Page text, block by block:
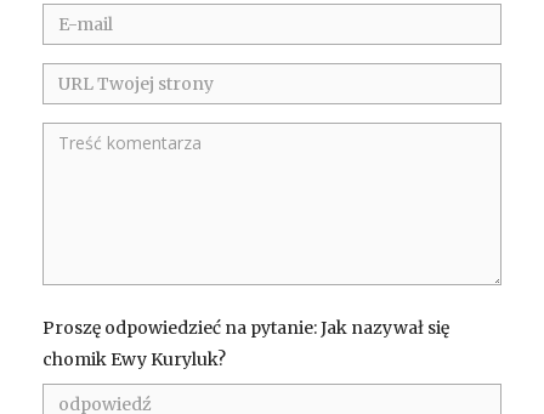
Proszę odpowiedzieć na pytanie: Jak nazywał się
chomik Ewy Kuryluk?